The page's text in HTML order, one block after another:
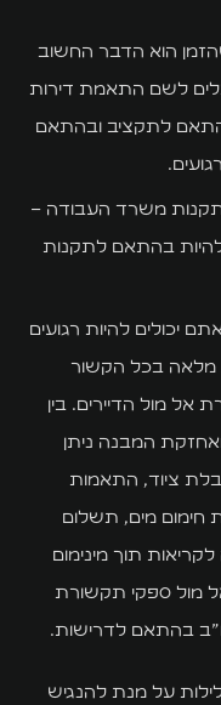
הוא הדבר החשוב
לשם התאמת דירות
לתקציב ובהתאם
משרד העבודה –
להיות בהתאם לתקנות
יכולים להיות רגועים
מלאה בכל הקשור
מול הדיירים. בין
המבנה ניתן
ציוד, התאמות
חימום מים, תשלום
תוך מינימום
אל מול ספקי תקשורת
בהתאם לדרישות.
על מנת להנגיש